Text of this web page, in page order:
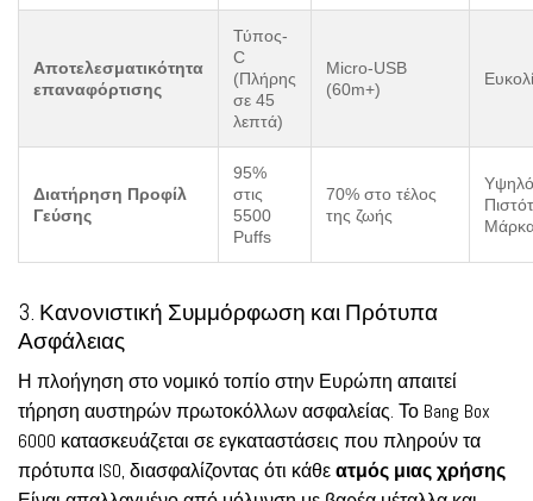
Αποτελεσματικότητα
επαναφόρτισης
Τύπος-
C
(Πλήρης
σε 45
λεπτά)
Micro-USB
(60m+)
Διατήρηση Προφίλ
Γεύσης
95%
στις
5500
Puffs
70% στο τέλος
της ζωής
3. Κανονιστική Συμμόρφωση και Πρότυπα
Ασφάλειας
Η πλοήγηση στο νομικό τοπίο στην Ευρώπη απαιτεί
τήρηση αυστηρών πρωτοκόλλων ασφαλείας. Το Bang Box
6000 κατασκευάζεται σε εγκαταστάσεις που πληρούν τα
πρότυπα ISO, διασφαλίζοντας ότι κάθεατμός μιας χρήσης